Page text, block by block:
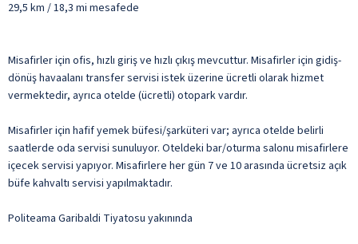
29,5 km / 18,3 mi mesafede
Misafirler için ofis, hızlı giriş ve hızlı çıkış mevcuttur. Misafirler için gidiş-
dönüş havaalanı transfer servisi istek üzerine ücretli olarak hizmet
vermektedir, ayrıca otelde (ücretli) otopark vardır.
Misafirler için hafif yemek büfesi/şarküteri var; ayrıca otelde belirli
saatlerde oda servisi sunuluyor. Oteldeki bar/oturma salonu misafirlere
içecek servisi yapıyor. Misafirlere her gün 7 ve 10 arasında ücretsiz açık
büfe kahvaltı servisi yapılmaktadır.
Politeama Garibaldi Tiyatosu yakınında